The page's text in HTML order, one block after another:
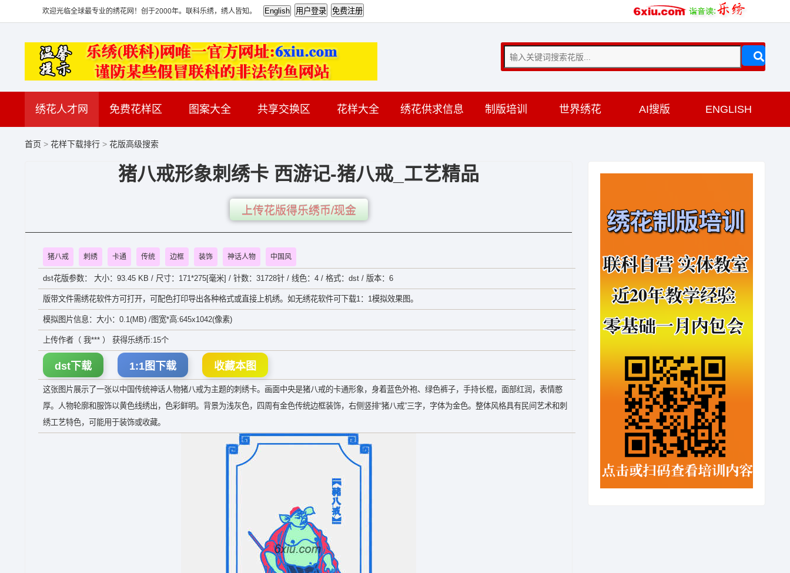
欢迎光临全球最专业的绣花网！创于2000年。联科乐绣，绣人皆知。
绣花人才网 免费花样区 图案大全 共享交换区 花样大全 绣花供求信息 制版培训 世界绣花 AI搜版 ENGLISH
首页 > 花样下载排行 > 花版高级搜索
猪八戒形象刺绣卡 西游记-猪八戒_工艺精品
上传花版得乐绣币/现金
猪八戒 刺绣 卡通 传统 边框 装饰 神话人物 中国风
dst花版参数： 大小：93.45 KB / 尺寸：171*275[毫米] / 针数：31728针 / 线色：4 / 格式：dst / 版本：6
版带文件需绣花软件方可打开，可配色打印导出各种格式或直接上机绣。如无绣花软件可下载1：1模拟效果图。
模拟图片信息：大小：0.1(MB) /图宽*高:645x1042(像素)
上传作者（ 我*** ） 获得乐绣币:15个
dst下载 1:1图下载 收藏本图
这张图片展示了一张以中国传统神话人物猪八戒为主题的刺绣卡。画面中央是猪八戒的卡通形象，身着蓝色外袍、绿色裤子，手持长棍，面部红润，表情憨
厚。人物轮廓和服饰以黄色线绣出，色彩鲜明。背景为浅灰色，四周有金色传统边框装饰，右侧竖排“猪八戒”三字，字体为金色。整体风格具有民间艺术和刺
绣工艺特色，可能用于装饰或收藏。